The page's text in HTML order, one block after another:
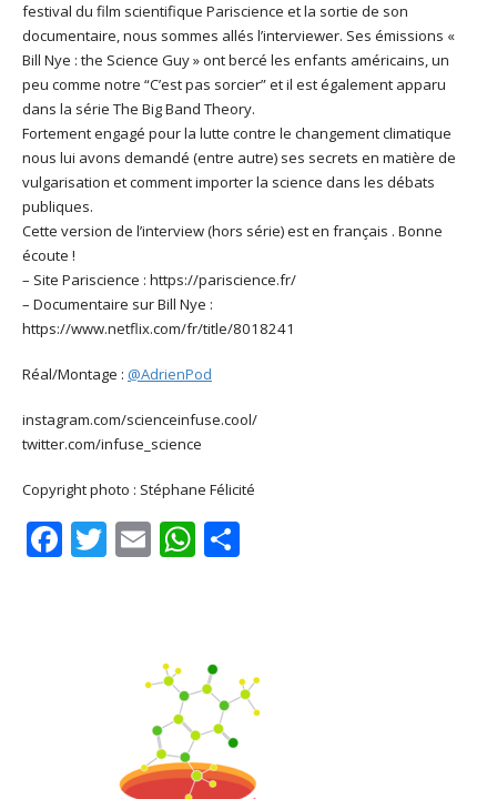
Apple Podcasts Deezer
Google Play PocketCasts
Podcast Addict RSS
RSS FEED
SHARE
LINK
EMBED
festival du film scientifique Pariscience et la sortie de son
documentaire, nous sommes allés l’interviewer. Ses émissions «
Bill Nye : the Science Guy » ont bercé les enfants américains, un
peu comme notre “C’est pas sorcier” et il est également apparu
dans la série The Big Band Theory.
Fortement engagé pour la lutte contre le changement climatique
nous lui avons demandé (entre autre) ses secrets en matière de
vulgarisation et comment importer la science dans les débats
publiques.
Cette version de l’interview (hors série) est en français . Bonne
écoute !
– Site Pariscience : https://pariscience.fr/
– Documentaire sur Bill Nye :
https://www.netflix.com/fr/title/8018241
Réal/Montage : @AdrienPod
instagram.com/scienceinfuse.cool/
twitter.com/infuse_science
Copyright photo : Stéphane Félicité
Facebook
Twitter
EmailWhatsApp